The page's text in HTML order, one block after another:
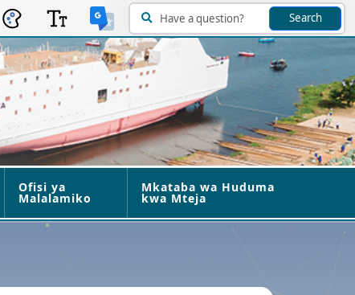
Search
Ofisi ya
Malalamiko
Mkataba wa Huduma
kwa Mteja